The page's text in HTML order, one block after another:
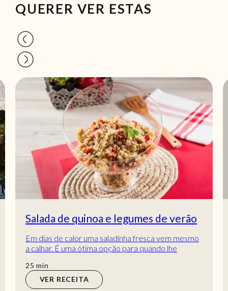
QUERER VER ESTAS
Salada de quinoa e legumes de verão
Em dias de calor uma saladinha fresca vem mesmo
a calhar. É uma ótima opção para quando lhe
25 min
min
VER RECEITA